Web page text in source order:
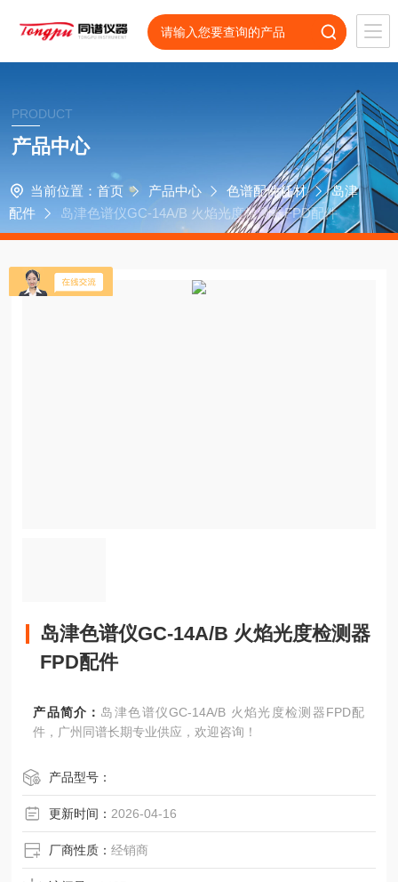
PRODUCT
产品中心
当前位置： 首页 产品中心 色谱配件耗材
岛津
配件
岛津色谱仪GC-14A/B 火焰光度检测器FPD配件
岛津色谱仪GC-14A/B 火焰光度检测器
FPD配件
产品简介： 岛津色谱仪GC-14A/B 火焰光度检测器FPD配
件，广州同谱长期专业供应，欢迎咨询！
产品型号：
更新时间： 2026-04-16
厂商性质：经销商